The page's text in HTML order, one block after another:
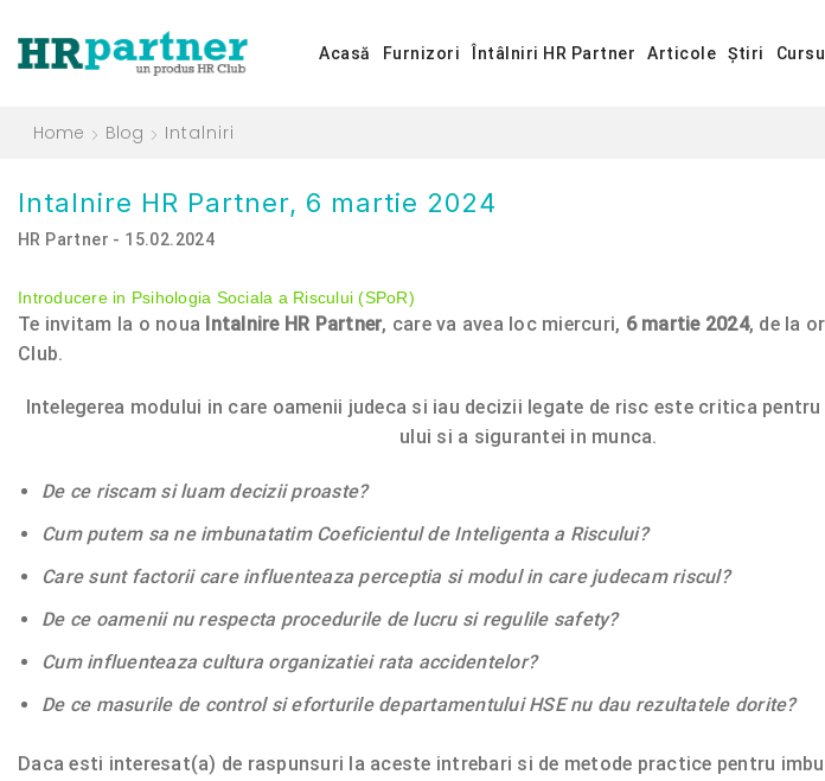
Acasă Furnizori Întâlniri HR Partner Articole Știri
Home Blog Intalniri
Intalnire HR Partner, 6 martie 2024
HR Partner - 15.02.2024
​Introducere in Psihologia Sociala a Riscului (SPoR)
Te invitam la o noua Intalnire HR Partner, care va avea loc miercuri, 6 martie 2024, de la
Club.
Intelegerea modului in care oamenii judeca si iau decizii legate de risc este critica
ului si a sigurantei in munca.
De ce riscam si luam decizii proaste?
Cum putem sa ne imbunatatim Coeficientul de Inteligenta a Riscului?
Care sunt factorii care influenteaza perceptia si modul in care judecam riscul?
De ce oamenii nu respecta procedurile de lucru si regulile safety?
Cum influenteaza cultura organizatiei rata accidentelor?
De ce masurile de control si eforturile departamentului HSE nu dau rezultatele dorite?
Daca esti interesat(a) de raspunsuri la aceste intrebari si de metode practice pentru